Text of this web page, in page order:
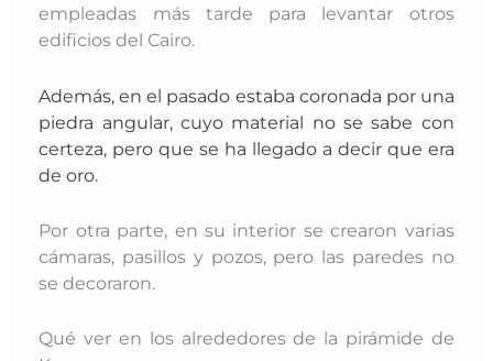
empleadas más tarde para levantar otros
edificios del Cairo.
Además, en el pasado estaba coronada por una
piedra angular, cuyo material no se sabe con
certeza, pero que se ha llegado a decir que era
de oro.
Por otra parte, en su interior se crearon varias
cámaras, pasillos y pozos, pero las paredes no
se decoraron.
Qué ver en los alrededores de la pirámide de